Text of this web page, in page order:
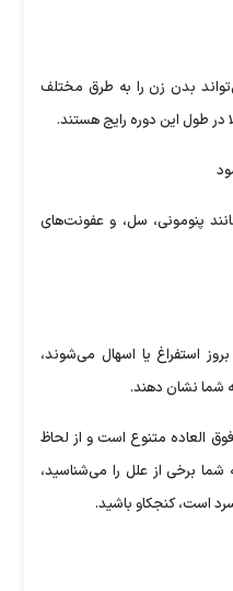
بدن زن را به طرق مختلف
در طول این دوره رایج هستند.
پنومونی، سل، و عفونت‌های
استفراغ یا اسهال می‌شوند،
شما نشان دهند.
العاده متنوع است و از لحاظ
برخی از علل را می‌شناسید،
است، کنجکاو باشید.